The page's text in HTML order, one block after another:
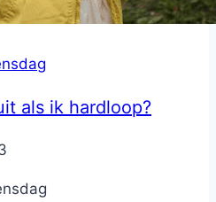
als ik hardloop?